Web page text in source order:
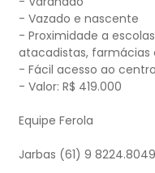
- Vazado e nascente
- Proximidade a
atacadistas, farmácias
- Fácil acesso ao
- Valor: R$ 419.000
Equipe Ferola
Jarbas (61) 9